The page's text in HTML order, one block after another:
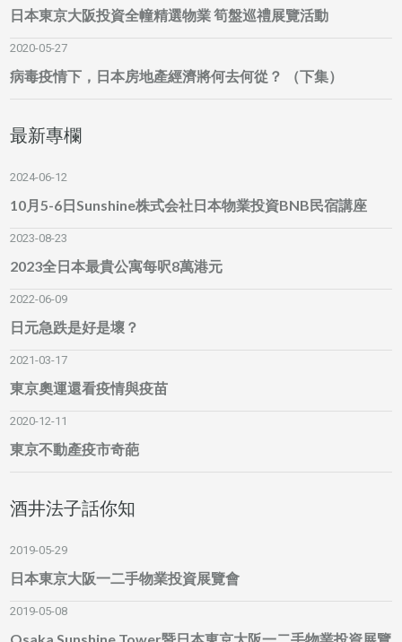
日本東京大阪投資全幢精選物業 筍盤巡禮展覽活動
2020-05-27
病毒疫情下，日本房地產經濟將何去何從？ （下集）
最新專欄
2024-06-12
10月5-6日Sunshine株式会社日本物業投資BNB民宿講座
2023-08-23
2023全日本最貴公寓每呎8萬港元
2022-06-09
日元急跌是好是壞？
2021-03-17
東京奧運還看疫情與疫苗
2020-12-11
東京不動產疫市奇葩
酒井法子話你知
2019-05-29
日本東京大阪一二手物業投資展覽會
2019-05-08